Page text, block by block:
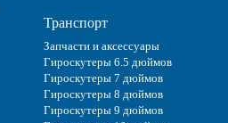
Транспорт
Запчасти и аксессуары
Гироскутеры 6.5 дюймов
Гироскутеры 7 дюймов
Гироскутеры 8 дюймов
Гироскутеры 9 дюймов